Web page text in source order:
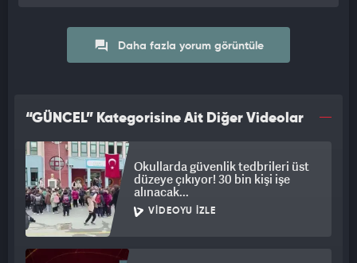
Daha fazla yorum görüntüle
“GÜNCEL” Kategorisine Ait Diğer Videolar
Okullarda güvenlik tedbrileri üst
düzeye çıkıyor! 30 bin kişi işe
alınacak...
VIDEOYU İZLE